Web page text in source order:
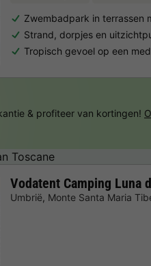
Zwembadpark in terrassen
Strand, dorpjes en
Tropisch gevoel op een
Toscane
Vodatent Camping Luna
Umbrië, Monte Santa Maria
& profiteer van kortingen!